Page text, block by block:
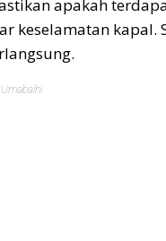
apakah
keselamatan kapal.